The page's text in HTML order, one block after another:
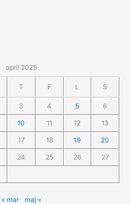
april 2025
T F L S
3 4 5 6
10 11 12 13
17 18 19 20
24 25 26 27
« mar maj »